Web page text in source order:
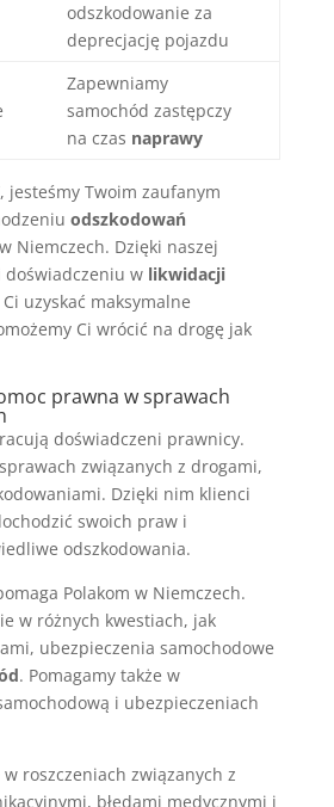
odszkodowanie za
deprecjację pojazdu
Zapewniamy
samochód zastępczy
na czas naprawy
jesteśmy Twoim zaufanym
odszkodowań
Niemczech. Dzięki naszej
w likwidacji
uzyskać maksymalne
Ci wrócić na drogę jak
prawna w sprawach
doświadczeni prawnicy.
związanych z drogami,
Dzięki nim klienci
swoich praw i
odszkodowania.
Polakom w Niemczech.
w różnych kwestiach, jak
ubezpieczenia samochodowe
. Pomagamy także w
i ubezpieczeniach
roszczeniach związanych z
błędami medycznymi i